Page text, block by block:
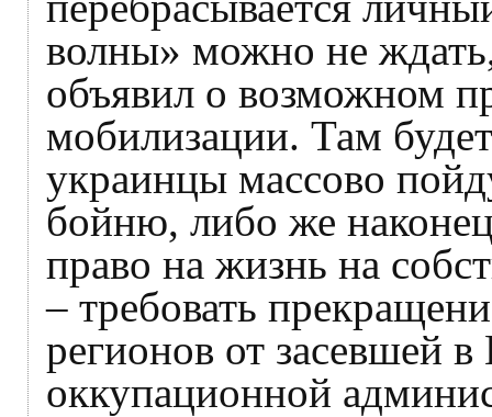
волны» можно не
объявил о возможном
мобилизации. Там
украинцы массово
бойню, либо же
право на жизнь на
– требовать
регионов от засевшей
оккупационной